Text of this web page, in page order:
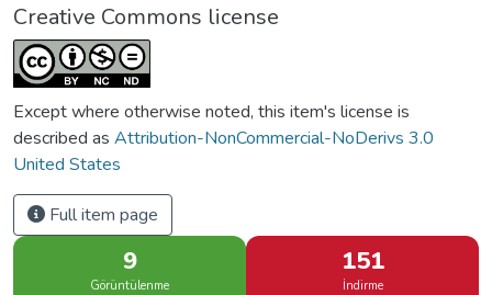
Creative Commons license
Except where otherwise noted, this item's license is
described as Attribution-NonCommercial-NoDerivs 3.0
United States
Full item page
9
Görüntülenme
151
İndirme